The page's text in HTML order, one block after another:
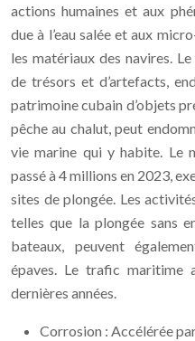
actions humaines et aux
due à l’eau salée et aux
les matériaux des navires.
de trésors et d’artefacts,
patrimoine cubain d’objets
pêche au chalut, peut
vie marine qui y habite. Le
passé à 4 millions en 2023,
sites de plongée. Les
telles que la plongée sans
bateaux, peuvent
épaves. Le trafic maritime
dernières années.
Corrosion : Accélérée